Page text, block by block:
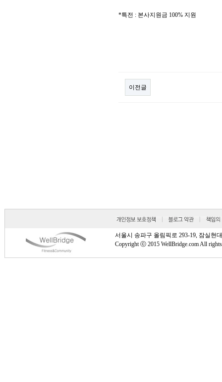
*특전 : 본사지원금 100% 지원
이전글
서울시 송파구 올림픽로 293-19, 잠실현
Copyright ⓒ 2015 WellBridge.com All rights